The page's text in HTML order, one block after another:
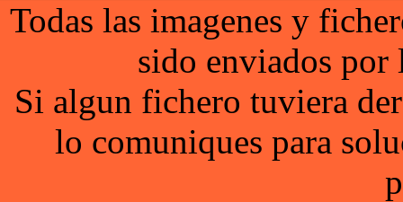
Todas las imagenes y
sido enviados por
Si algun fichero tuviera
lo comuniques para